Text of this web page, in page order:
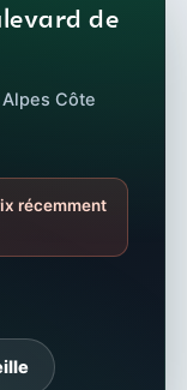
de
Côte
récemment